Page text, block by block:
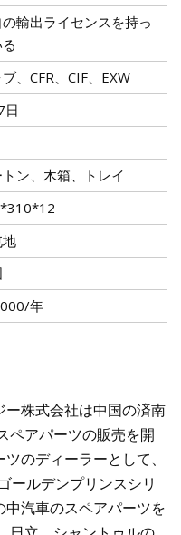
輸出ライセンスを持っ
、CFR、CIF、EXW
日
トン、木箱、トレイ
年
株式会社は中国の済南
ペアパーツの販売を開
のディーラーとして、
ールデンプリンスシリ
汽車のスペアパーツを